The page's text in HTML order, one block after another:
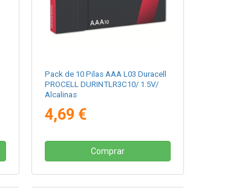
Pack de 10 Pilas AAA L03 Duracell
PROCELL DURINTLR3C10/ 1.5V/
Alcalinas
4,69 €
Comprar